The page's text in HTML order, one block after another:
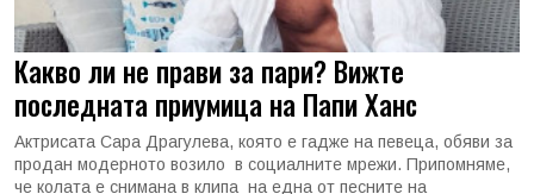
Какво ли не прави за пари? Вижте
последната приумица на Папи Ханс
Актрисата Сара Драгулева, която е гадже на певеца, обяви за
продан модерното возило в социалните мрежи. Припомняме,
че колата е снимана в клипа на една от песните на